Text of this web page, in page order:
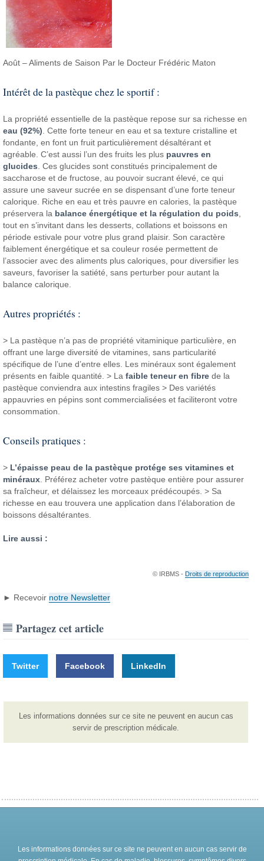
Août – Aliments de Saison Par le Docteur Frédéric Maton
Intérêt de la pastèque chez le sportif :
La propriété essentielle de la pastèque repose sur sa richesse en
eau (92%) . Cette forte teneur en eau et sa texture cristalline et
fondante, en font un fruit particulièrement désaltérant et
agréable. C’est aussi l’un des fruits les plus pauvres en
glucides . Ces glucides sont constitués principalement de
saccharose et de fructose, au pouvoir sucrant élevé, ce qui
assure une saveur sucrée en se dispensant d’une forte teneur
calorique. Riche en eau et très pauvre en calories, la pastèque
préservera la balance énergétique et la régulation du poids
tout en s’invitant dans les desserts, collations et boissons en
période estivale pour votre plus grand plaisir. Son caractère
faiblement énergétique et sa couleur rosée permettent de
l’associer avec des aliments plus caloriques, pour diversifier les
saveurs, favoriser la satiété, sans perturber pour autant la
balance calorique.
Autres propriétés :
> La pastèque n’a pas de propriété vitaminique particulière, en
offrant une large diversité de vitamines, sans particularité
spécifique de l’une d’entre elles. Les minéraux sont également
présents en faible quantité. > Lafaible teneur en fibre de la
pastèque conviendra aux intestins fragiles > Des variétés
appauvries en pépins sont commercialisées et faciliteront votre
consommation.
Conseils pratiques :
> L’épaisse peau de la pastèque protége ses vitamines et
minéraux . Préférez acheter votre pastèque entière pour assurer
sa fraîcheur, et délaissez les morceaux prédécoupés. > Sa
richesse en eau trouvera une application dans l’élaboration de
boissons désaltérantes.
Lire aussi :
© IRBMS - Droits de reproduction
► Recevoir notre Newsletter
Partagez cet article
Twitter Facebook LinkedIn
Les informations données sur ce site ne peuvent en aucun cas
servir de prescription médicale.
Les informations données sur ce site ne peuvent en aucun cas servir de